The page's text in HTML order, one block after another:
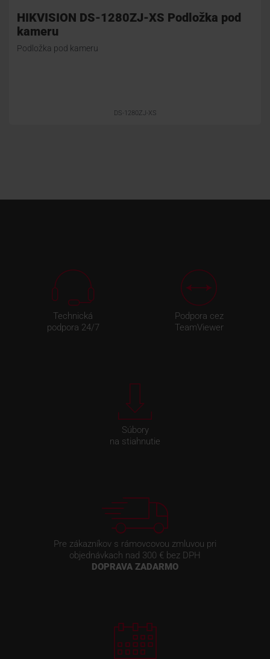
HIKVISION DS-1280ZJ-XS Podložka pod
kameru
Podložka pod kameru
DS-1280ZJ-XS
Technická
podpora 24/7
Podpora cez
TeamViewer
Súbory
na stiahnutie
Pre zákazníkov s rámovcovou zmluvou pri
objednávkach nad 300 € bez DPH
DOPRAVA ZADARMO